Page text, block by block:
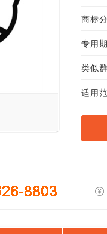
商标
专用
类似
适用